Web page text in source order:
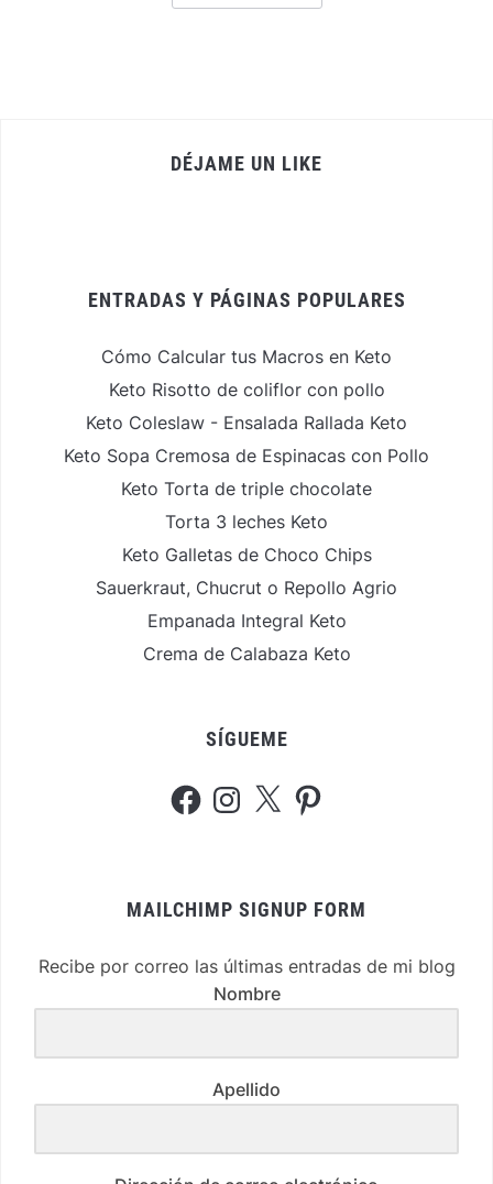
DÉJAME UN LIKE
ENTRADAS Y PÁGINAS POPULARES
Cómo Calcular tus Macros en Keto
Keto Risotto de coliflor con pollo
Keto Coleslaw - Ensalada Rallada Keto
Keto Sopa Cremosa de Espinacas con Pollo
Keto Torta de triple chocolate
Torta 3 leches Keto
Keto Galletas de Choco Chips
Sauerkraut, Chucrut o Repollo Agrio
Empanada Integral Keto
Crema de Calabaza Keto
SÍGUEME
FacebookInstagram
X Pinterest
MAILCHIMP SIGNUP FORM
Recibe por correo las últimas entradas de mi blog
Nombre
Apellido